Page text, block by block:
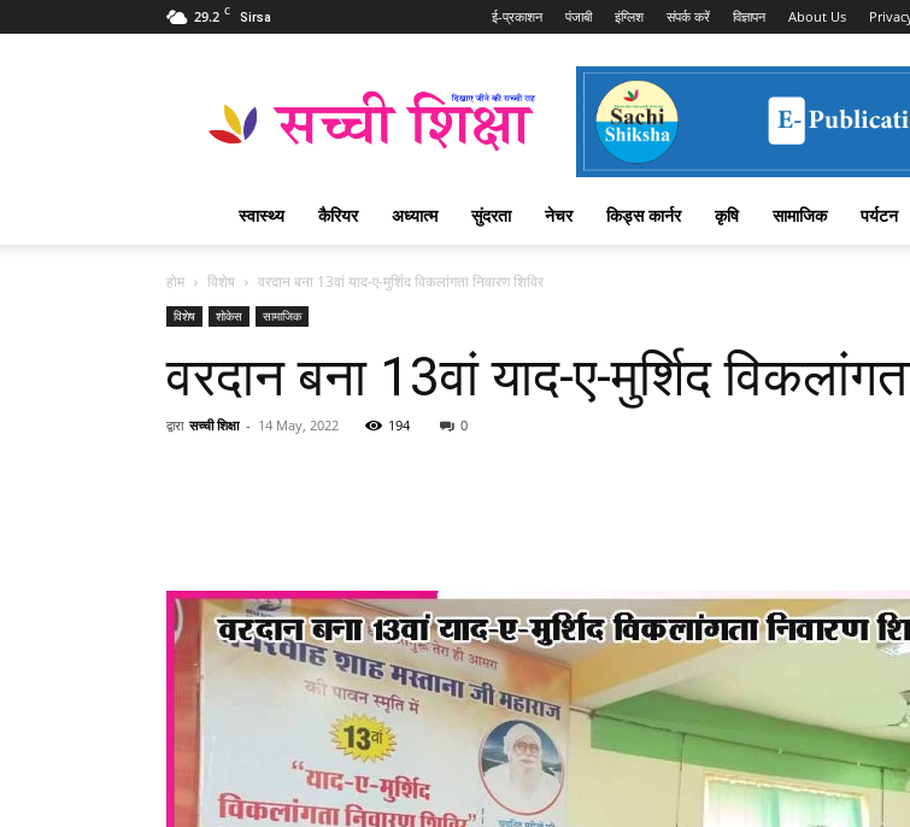
29.2 C Sirsa ई-प्रकाशन पंजाबी इंग्लिश संपर्क करें विज्ञापन About Us
Shiksha
शिक्षा
पत्रिका
स्वास्थ्य कैरियर अध्यात्म सुंदरता नेचर किड्स कार्नर कृषि सामाजिक पर्यटन
होम विशेष वरदान बना 13वां याद-ए-मुर्शिद विकलांगता निवारण शिविर
विशेष शोकेस सामाजिक
वरदान बना 13वां याद-ए-मुर्शिद
द्वारा सच्ची शिक्षा - 14 May, 2022 194 0